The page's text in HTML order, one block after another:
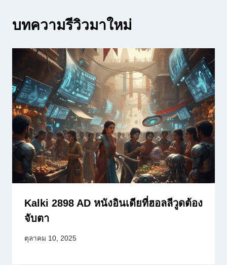
บทความรีวิวมาใหม่
Kalki 2898 AD หนังอินเดียที่ฮอลลีวูดต้อง
จับตา
ตุลาคม 10, 2025